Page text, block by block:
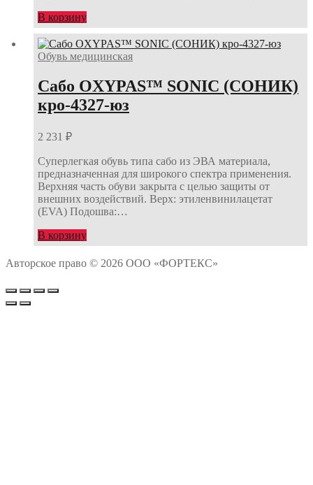
В корзину
Обувь медицинская
Сабо OXYPAS™ SONIC (СОНИК)
кро-4327-юз
2 231 ₽
Cуперлегкая обувь типа сабо из ЭВА материала,
предназначенная для широкого спектра применения.
Верхняя часть обуви закрыта с целью защиты от
внешних воздействий. Верх: этиленвинилацетат
(EVA) Подошва:…
В корзину
Авторское право © 2026 ООО «ФОРТЕКС»